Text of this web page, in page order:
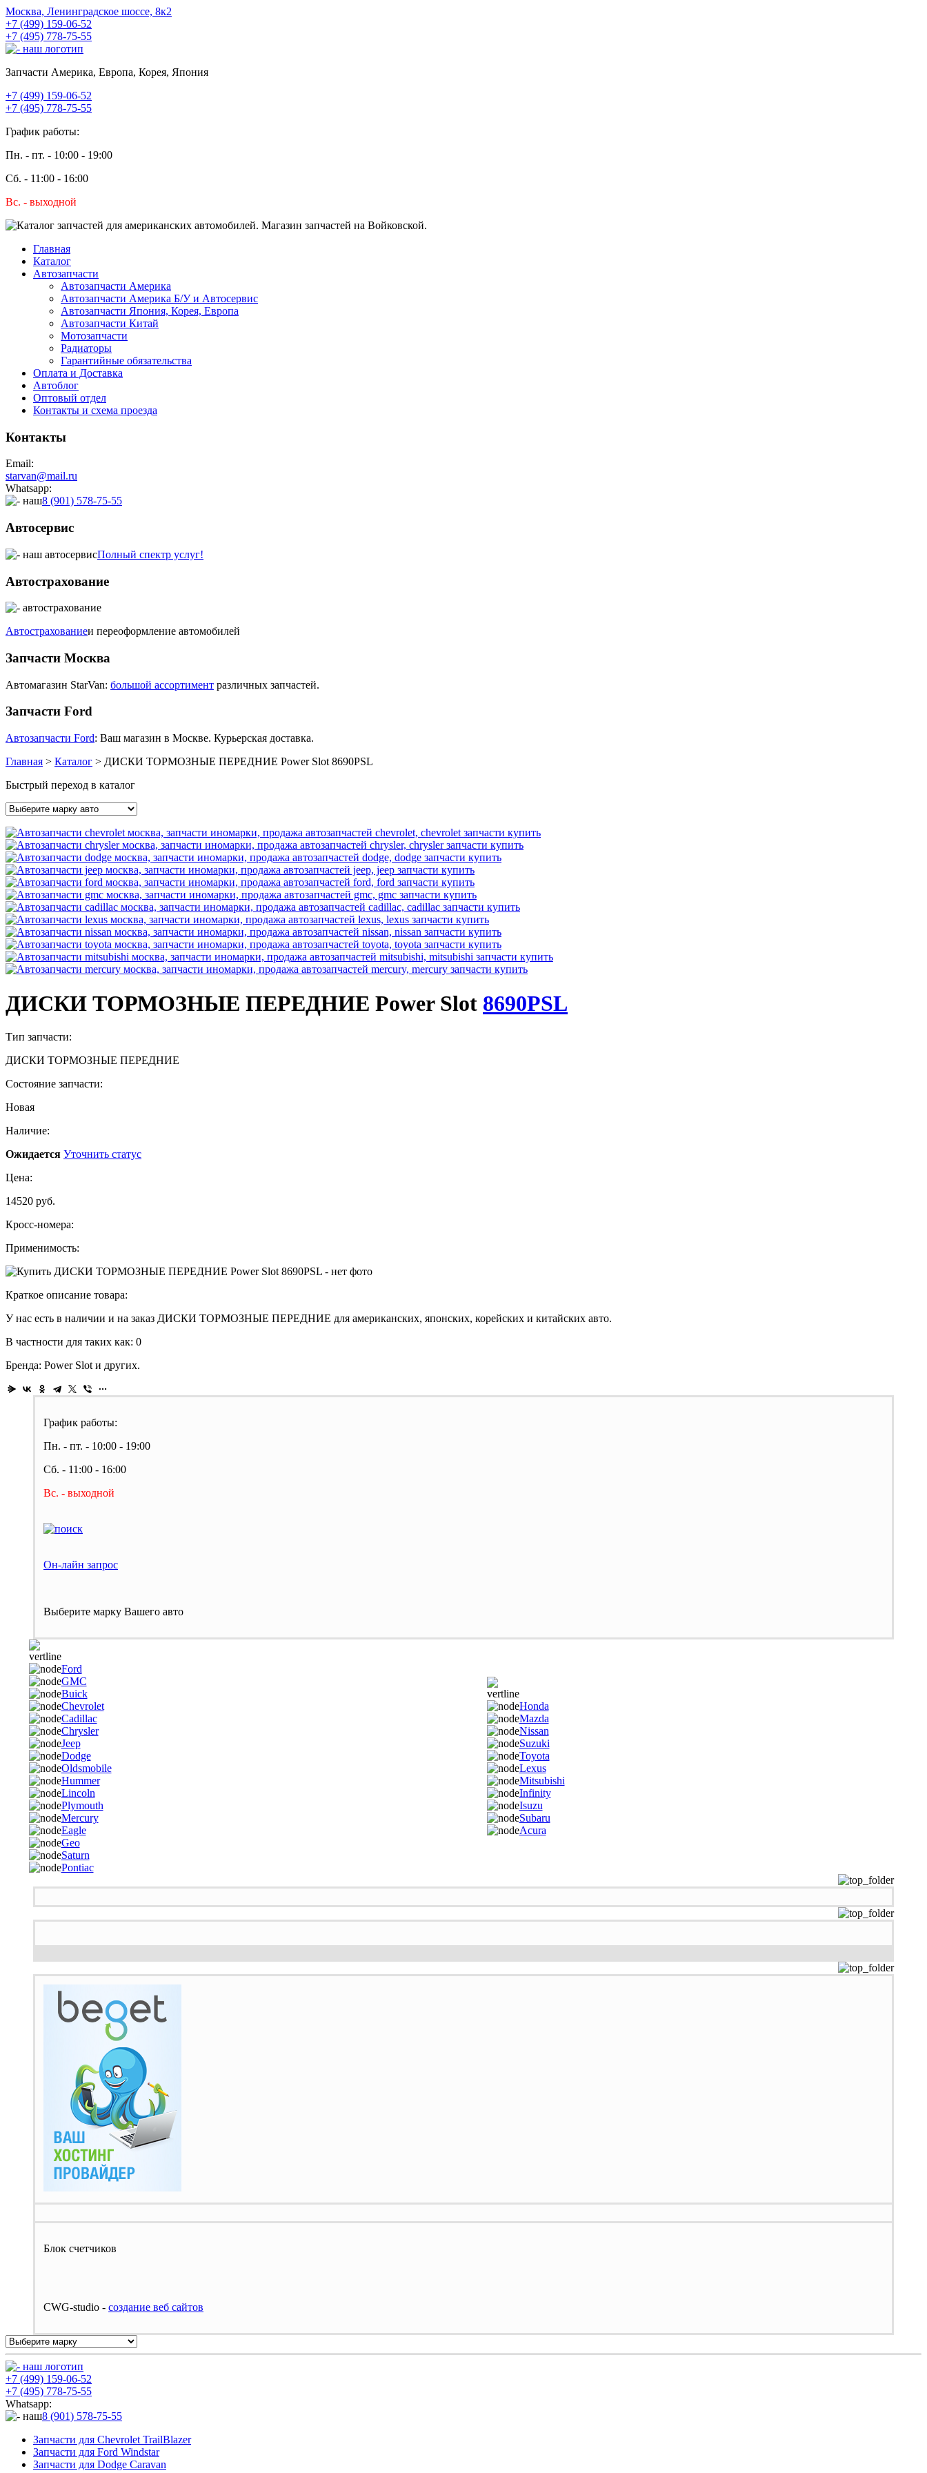
Москва, Ленинградское шоссе, 8к2
+7 (499) 159-06-52
+7 (495) 778-75-55
Запчасти Америка, Европа, Корея, Япония
+7 (499) 159-06-52
+7 (495) 778-75-55
График работы:
Пн. - пт. - 10:00 - 19:00
Сб. - 11:00 - 16:00
Вс. - выходной
Главная
Каталог
Автозапчасти
Автозапчасти Америка
Автозапчасти Америка Б/У и Автосервис
Автозапчасти Япония, Корея, Европа
Автозапчасти Китай
Мотозапчасти
Радиаторы
Гарантийные обязательства
Оплата и Доставка
Автоблог
Оптовый отдел
Контакты и схема проезда
Контакты
Email:
starvan@mail.ru
Whatsapp:
8 (901) 578-75-55
Автосервис
Полный спектр услуг!
Автострахование
Автострахованиеи переоформление автомобилей
Запчасти Москва
Автомагазин StarVan: большой ассортимент различных запчастей.
Запчасти Ford
Автозапчасти Ford: Ваш магазин в Москве. Курьерская доставка.
Главная > Каталог > ДИСКИ ТОРМОЗНЫЕ ПЕРЕДНИЕ Power Slot 8690PSL
Быстрый переход в каталог
ДИСКИ ТОРМОЗНЫЕ ПЕРЕДНИЕ Power Slot 8690PSL
Тип запчасти:
ДИСКИ ТОРМОЗНЫЕ ПЕРЕДНИЕ
Состояние запчасти:
Новая
Наличие:
Ожидается Уточнить статус
Цена:
14520 руб.
Кросс-номера:
Применимость:
Краткое описание товара:
У нас есть в наличии и на заказ ДИСКИ ТОРМОЗНЫЕ ПЕРЕДНИЕ для американских, японских, корейских и китайских авто.
В частности для таких как: 0
Бренда: Power Slot и других.
График работы:
Пн. - пт. - 10:00 - 19:00
Сб. - 11:00 - 16:00
Вс. - выходной
Он-лайн запрос
Выберите марку Вашего авто
Ford
GMC
Buick
Chevrolet
Cadillac
Chrysler
Jeep
Dodge
Oldsmobile
Hummer
Lincoln
Plymouth
Mercury
Eagle
Geo
Saturn
Pontiac
Honda
Mazda
Nissan
Suzuki
Toyota
Lexus
Mitsubishi
Infinity
Isuzu
Subaru
Acura
Блок счетчиков
CWG-studio - cоздание веб сайтов
+7 (499) 159-06-52
+7 (495) 778-75-55
Whatsapp:
8 (901) 578-75-55
Запчасти для Chevrolet TrailBlazer
Запчасти для Ford Windstar
Запчасти для Dodge Caravan